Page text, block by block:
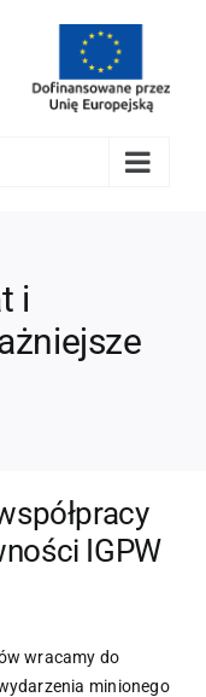
i
IGPW
wracamy do
minionego